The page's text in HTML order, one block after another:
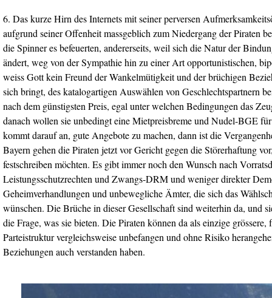
6. Das kurze Hirn des Internets mit seiner perversen
aufgrund seiner Offenheit massgeblich zum Niedergang der Piraten
die Spinner es befeuerten, andererseits, weil sich die Natur der
ändert, weg von der Sympathie hin zu einer Art opportunistischen,
weiss Gott kein Freund der Wankelmütigkeit und der brüchigen
sich bringt, des katalogartigen Auswählen von Geschlechtspartnern
nach dem günstigsten Preis, egal unter welchen Bedingungen das
danach wollen sie unbedingt eine Mietpreisbreme und Nudel-BGE
kommt darauf an, gute Angebote zu machen, dann ist die
Bayern gehen die Piraten jetzt vor Gericht gegen die Störerhaftung
festschreiben möchten. Es gibt immer noch den Wunsch nach
Leistungsschutzrechten und Zwangs-DRM und weniger direkter
Geheimverhandlungen und unbewegliche Ämter, die sich das
wünschen. Die Brüche in dieser Gesellschaft sind weiterhin da, und
die Frage, was sie bieten. Die Piraten können da als einzige grössere,
Parteistruktur vergleichsweise unbefangen und ohne Risiko
Beziehungen auch verstanden haben.